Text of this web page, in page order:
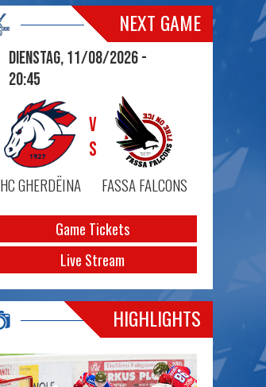
NEXT GAME
Dienstag, 11/08/2026 -
20:45
HC GHERDËINA
VS
FASSA FALCONS
Game Tickets
Live Stream
HIGHLIGHTS